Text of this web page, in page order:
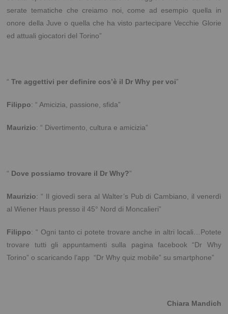
serate tematiche che creiamo noi, come ad esempio quella in
onore della Juve o quella che ha visto partecipare Vecchie Glorie
ed attuali giocatori del Torino”
“Tre aggettivi per definire cos’è il Dr Why per voi”
Filippo: “ Amicizia, passione, sfida”
Maurizio: “ Divertimento, cultura e amicizia”
“ Dove possiamo trovare il Dr Why?”
Maurizio: “ Il giovedì sera al Walter’s Pub di Cambiano, il venerdì
al Wiener Haus presso il 45° Nord di Moncalieri”
Filippo: “ Ogni tanto ci potete trovare anche in altri locali…Potete
trovare tutti gli appuntamenti sulla pagina facebook “Dr Why
Torino” o scaricando l’app “Dr Why quiz mobile” su smartphone”
Chiara Mandich